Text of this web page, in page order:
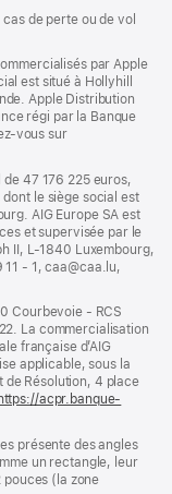
de perte ou de vol
par Apple
est situé à Hollyhill
Apple Distribution
régi par la Banque
vous sur
de 47 176 225 euros,
le siège social est
AIG Europe SA est
et supervisée par le
II, L-1840 Luxembourg,
- 1, caa@caa.lu,
Courbevoie - RCS
La commercialisation
française d’AIG
applicable, sous la
de Résolution, 4 place
https://acpr.banque-
présente des angles
un rectangle, leur
(la zone